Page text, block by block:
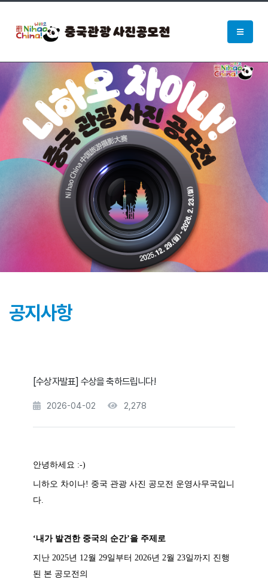
공지사항
[수상자발표] 수상을 축하드립니다!
2026-04-02 2,278
안녕하세요 :-)
니하오 차이나! 중국 관광 사진 공모전 운영사무국입니
다.
‘내가 발견한 중국의 순간’을 주제로
지난 2025년 12월 29일부터 2026년 2월 23일까지 진행
된 본 공모전의